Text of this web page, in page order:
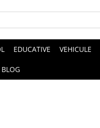
EDUCATIVE VEHICULE
BLOG